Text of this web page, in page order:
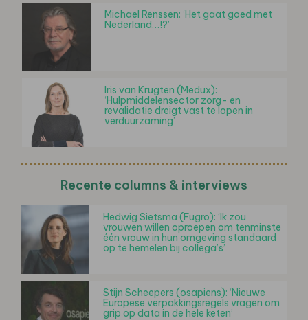
Michael Renssen: ‘Het gaat goed met
Nederland…!?’
Iris van Krugten (Medux):
‘Hulpmiddelensector zorg- en
revalidatie dreigt vast te lopen in
verduurzaming’
Recente columns & interviews
Hedwig Sietsma (Fugro): ‘Ik zou
vrouwen willen oproepen om tenminste
één vrouw in hun omgeving standaard
op te hemelen bij collega’s’
Stijn Scheepers (osapiens): ‘Nieuwe
Europese verpakkingsregels vragen om
grip op data in de hele keten’